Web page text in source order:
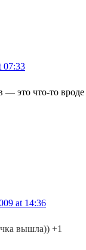
07:33
— это что-то
at 14:36
вышла)) +1